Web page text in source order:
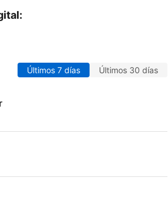
Últimos 7 días Últimos 30 días